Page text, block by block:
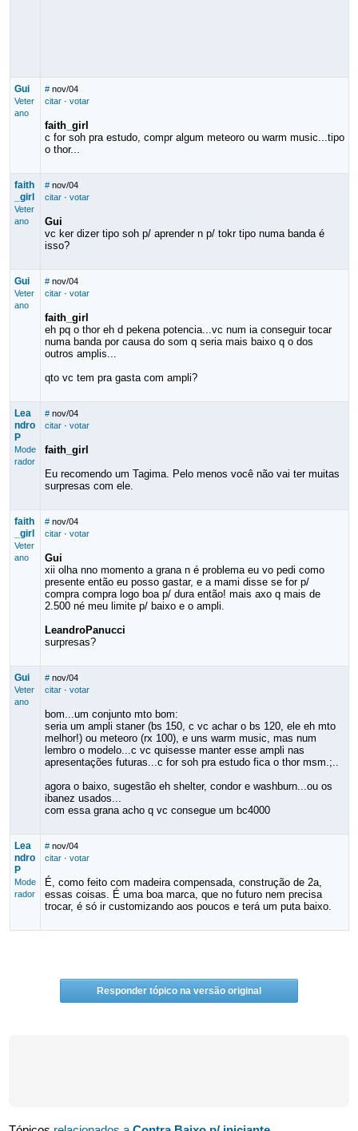
Gui
Veter
ano
# nov/04
citar· votar
faith_girl
c for soh pra estudo, compr algum meteoro ou warm music...tipo
o thor...
faith
_girl
Veter
ano
# nov/04
citar· votar
Gui
vc ker dizer tipo soh p/ aprender n p/ tokr tipo numa banda é
isso?
Gui
Veter
ano
# nov/04
citar· votar
faith_girl
eh pq o thor eh d pekena potencia...vc num ia conseguir tocar
numa banda por causa do som q seria mais baixo q o dos
outros amplis...
qto vc tem pra gasta com ampli?
Lea
ndro
P
Mode
rador
# nov/04
citar· votar
faith_girl
Eu recomendo um Tagima. Pelo menos você não vai ter muitas
surpresas com ele.
faith
_girl
Veter
ano
# nov/04
citar· votar
Gui
xii olha nno momento a grana n é problema eu vo pedi como
presente então eu posso gastar, e a mami disse se for p/
compra compra logo boa p/ dura então! mais axo q mais de
2.500 né meu limite p/ baixo e o ampli.
LeandroPanucci
surpresas?
Gui
Veter
ano
# nov/04
citar· votar
bom...um conjunto mto bom:
seria um ampli staner (bs 150, c vc achar o bs 120, ele eh mto
melhor!) ou meteoro (rx 100), e uns warm music, mas num
lembro o modelo...c vc quisesse manter esse ampli nas
apresentações futuras...c for soh pra estudo fica o thor msm.;..
agora o baixo, sugestão eh shelter, condor e washburn...ou os
ibanez usados...
com essa grana acho q vc consegue um bc4000
Lea
ndro
P
Mode
rador
# nov/04
citar· votar
É, como feito com madeira compensada, construção de 2a,
essas coisas. É uma boa marca, que no futuro nem precisa
trocar, é só ir customizando aos poucos e terá um puta baixo.
Responder tópico na versão original